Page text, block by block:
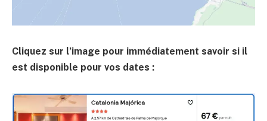
Cliquez sur l’image pour immédiatement savoir si il
est disponible pour vos dates :